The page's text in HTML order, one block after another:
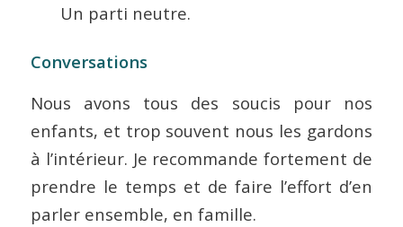
Un parti neutre.
Conversations
Nous avons tous des soucis pour nos
enfants, et trop souvent nous les gardons
à l’intérieur. Je recommande fortement de
prendre le temps et de faire l’effort d’en
parler ensemble, en famille.